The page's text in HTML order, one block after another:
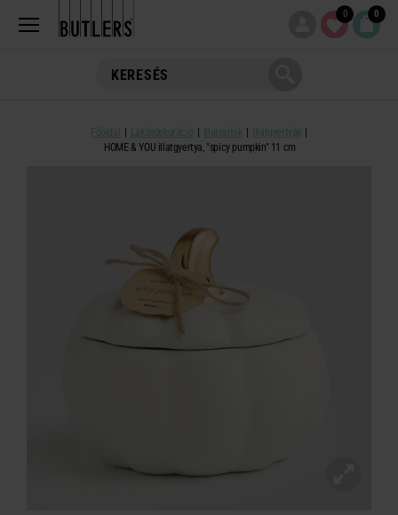
0 0
Főoldal Lakásdekoráció Illatosítók
Illatgyertyák
HOME & YOU illatgyertya, "spicy pumpkin" 11 cm